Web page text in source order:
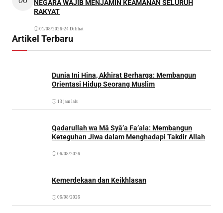
NEGARA WAJIB MENJAMIN KEAMANAN SELURUH
RAKYAT
01/08/2026•24 Dilihat
Artikel Terbaru
Dunia Ini Hina, Akhirat Berharga: Membangun
Orientasi Hidup Seorang Muslim
13 jam lalu
Qadarullah wa Mā Syā’a Fa’ala: Membangun
Keteguhan Jiwa dalam Menghadapi Takdir Allah
06/08/2026
Kemerdekaan dan Keikhlasan
06/08/2026